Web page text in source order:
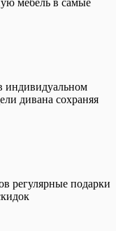
мебель в самые
индивидуальном
дивана сохраняя
регулярные подарки